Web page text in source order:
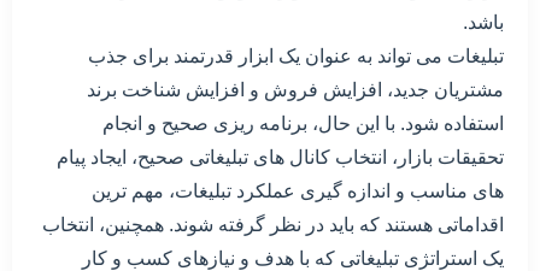
باشد.
تبلیغات می تواند به عنوان یک ابزار قدرتمند برای جذب
مشتریان جدید، افزایش فروش و افزایش شناخت برند
استفاده شود. با این حال، برنامه ریزی صحیح و انجام
تحقیقات بازار، انتخاب کانال های تبلیغاتی صحیح، ایجاد پیام
های مناسب و اندازه گیری عملکرد تبلیغات، مهم ترین
اقداماتی هستند که باید در نظر گرفته شوند. همچنین، انتخاب
یک استراتژی تبلیغاتی که با هدف و نیازهای کسب و کار